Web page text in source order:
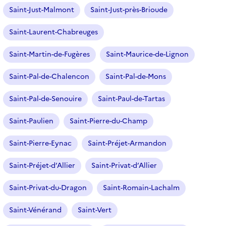
Saint-Just-Malmont Saint-Just-près-Brioude
Saint-Laurent-Chabreuges
Saint-Martin-de-Fugères Saint-Maurice-de-Lignon
Saint-Pal-de-Chalencon Saint-Pal-de-Mons
Saint-Pal-de-Senouire Saint-Paul-de-Tartas
Saint-Paulien Saint-Pierre-du-Champ
Saint-Pierre-Eynac Saint-Préjet-Armandon
Saint-Préjet-d’Allier Saint-Privat-d’Allier
Saint-Privat-du-Dragon Saint-Romain-Lachalm
Saint-Vénérand Saint-Vert